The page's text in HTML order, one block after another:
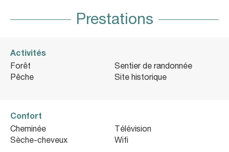
Prestations
Activités
Forêt
Pêche
Sentier de randonnée
Site historique
Confort
Cheminée
Sèche-cheveux
Télévision
Wifi